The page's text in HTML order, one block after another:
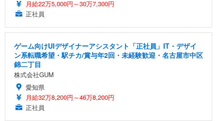
月給22万5,000円～30万7,300円
正社員
ゲーム向けUIデザイナーアシスタント「正社員」IT・デザイ
ン系転職希望・駅チカ/賞与年2回・未経験歓迎・名古屋市中区
錦二丁目
株式会社GUM
愛知県
月給32万8,200円～46万8,200円
正社員